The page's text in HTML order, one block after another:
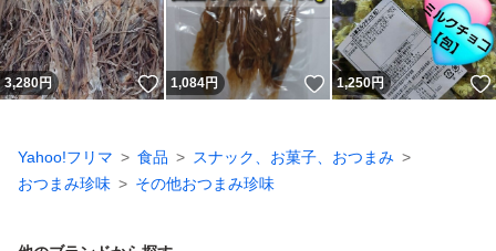
3,280円 いいね！
1,084円 いいね！
1,250円
Yahoo!フリマ 食品
スナック、お菓子、おつまみ
おつまみ珍味
その他おつまみ珍味